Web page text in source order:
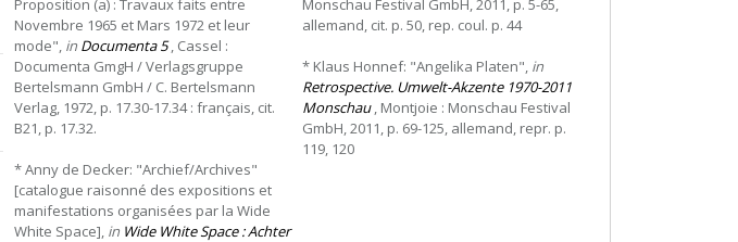
Proposition (a) : Travaux faits entre
Novembre 1965 et Mars 1972 et leur
mode", in Documenta 5, Cassel :
Documenta GmgH / Verlagsgruppe
Bertelsmann GmbH / C. Bertelsmann
Verlag, 1972, p. 17.30-17.34 : français, cit.
B21, p. 17.32.
* Anny de Decker: "Archief/Archives"
[catalogue raisonné des expositions et
manifestations organisées par la Wide
White Space], in WideWhiteSpace:Achter
Monschau Festival GmbH, 2011, p. 5-65,
allemand, cit. p. 50, rep. coul. p. 44
* Klaus Honnef: "Angelika Platen", in
Retrospective. Umwelt-Akzente 1970-2011
Monschau, Montjoie : Monschau Festival
GmbH, 2011, p. 69-125, allemand, repr. p.
119, 120